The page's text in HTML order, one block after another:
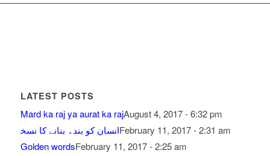
LATEST POSTS
Mard ka raj ya aurat ka rajAugust 4, 2017 - 6:32 pm
ﺍﻧﺴﺎﻥ ﮐﻮ ﺑﻨﺪﮦ ﺑﻨﺎﻧﮯ ﮐﺎ ﻧﺴﺨFebruary 11, 2017 - 2:31 am
Golden wordsFebruary 11, 2017 - 2:25 am